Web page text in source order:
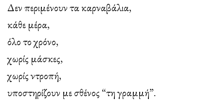
Δεν περιμένουν τα καρναβάλια,
κάθε μέρα,
όλο το χρόνο,
χωρίς μάσκες,
χωρίς ντροπή,
υποστηρίζουν με σθένος “τη γραμμή”.